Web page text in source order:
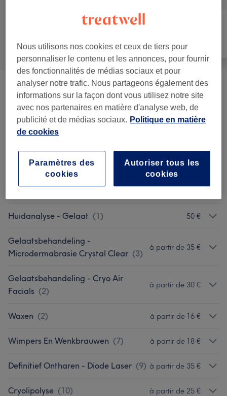
Tout
Lichttherapie Huidverbetering
Celluma (2 )
à partir de 20 €
Gelaatsbehandeling - Meso Skin
Huidverbeterende
Gelaatsbehandelingen Diego Dalla
à partir de 85 €
Huidanalyse - Gelaat (1) 50 €
Gelaatsbehandeling -
Microdermabrasie Crystal Clear (3)
à partir de 35 €
Gelaatsbehandeling - Cryo Air
Facials (2)
à partir de 30 €
Waxen (2) à partir de 16 €
Wimpers En Wenkbrauwen (7) à partir de 18 €
Definitief Ontharen - Diode Laser (9) à partir de 35 €
Cryolipolyse (10) à partir de 25 €
Nous utilisons nos cookies et ceux de tiers pour
personnaliser le contenu et les annonces, pour fournir
des fonctionnalités de médias sociaux et pour
analyser notre trafic. Nous partageons également des
informations sur la façon dont vous utilisez notre site
avec nos partenaires en matière d'analyse web, de
publicité et de médias sociaux. Politique en matière
de cookies
Autoriser tous les
cookies
Paramètres des
cookies